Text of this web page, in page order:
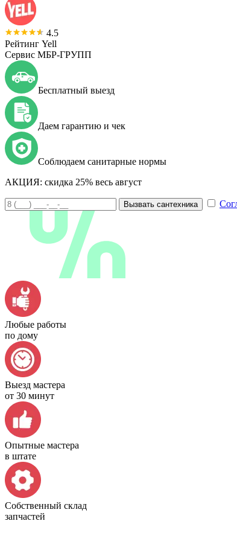
4.5
Рейтинг Yell
Сервис МБР-ГРУПП
Бесплатный выезд
Даем гарантию и чек
Соблюдаем санитарные нормы
АКЦИЯ: скидка 25% весь август
Вызвать сантехника
Любые работы
по дому
Выезд мастера
от 30 минут
Опытные мастера
в штате
Собственный склад
запчастей